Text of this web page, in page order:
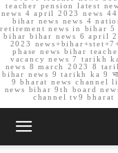
teacher pension latest
news 4 april 2023 news
bihar news news 4
retirement news in bihar
bihar bihar news 6 april
2023
phase news bihar
vacancy news 7 tarikh
news 8 march 2023 8
bihar news 9 tarikh ka 9
9 bharat news channel
news bihar 9th board
channel tv9 bharat